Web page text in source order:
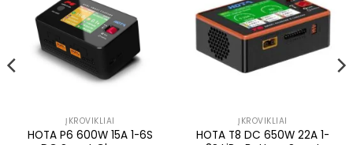
ĮKROVIKLIAI
HOTA P6 600W 15A 1-6S
ĮKROVIKLIAI
HOTA T8 DC 650W 22A 1-